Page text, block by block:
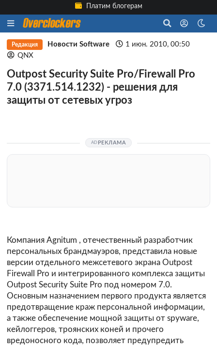
Платим блогерам
Редакция Новости Software
1 июн. 2010, 00:50
QNX
Outpost Security Suite Pro/Firewall Pro
7.0 (3371.514.1232) - решения для
защиты от сетевых угроз
РЕКЛАМА
Компания Agnitum , отечественный разработчик
персональных брандмауэров, представила новые
версии отдельного межсетевого экрана Outpost
Firewall Pro и интегрированного комплекса защиты
Outpost Security Suite Pro под номером 7.0.
Основным назначением первого продукта является
предотвращение краж персональной информации,
а также обеспечение мощной защиты от spyware,
кейлоггеров, троянских коней и прочего
вредоносного кода, позволяет предупредить